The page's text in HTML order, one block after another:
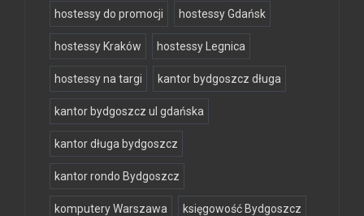
hostessy do promocji hostessy Gdańsk
hostessy Kraków hostessy Legnica
hostessy na targi kantor bydgoszcz długa
kantor bydgoszcz ul gdańska
kantor długa bydgoszcz
kantor rondo Bydgoszcz
komputery Warszawa księgowość Bydgoszcz